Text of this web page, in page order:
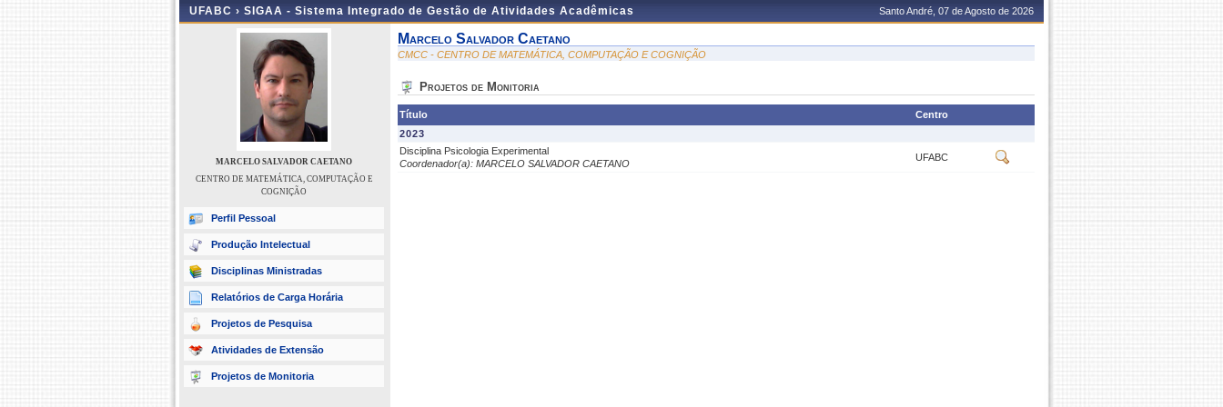
UFABC › SIGAA - Sistema Integrado de Gestão de Atividades Acadêmicas Santo André, 07 de Agosto de 2026
MARCELO SALVADOR CAETANO
CENTRO DE MATEMÁTICA, COMPUTAÇÃO E
COGNIÇÃO
Perfil Pessoal
Produção Intelectual
Disciplinas Ministradas
Relatórios de Carga Horária
Projetos de Pesquisa
Atividades de Extensão
Projetos de Monitoria
Marcelo Salvador Caetano
CMCC - CENTRO DE MATEMÁTICA, COMPUTAÇÃO E COGNIÇÃO
Projetos de Monitoria
Título
Centro
2023
Disciplina Psicologia Experimental
Coordenador(a): MARCELO SALVADOR CAETANO
UFABC